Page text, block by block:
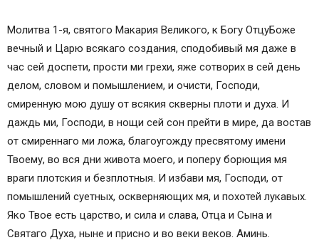
Молитва 1-я, святого Макария Великого, к Богу ОтцуБоже
вечный и Царю всякаго создания, сподобивый мя даже в
час сей доспети, прости ми грехи, яже сотворих в сей день
делом, словом и помышлением, и очисти, Господи,
смиренную мою душу от всякия скверны плоти и духа. И
даждь ми, Господи, в нощи сей сон прейти в мире, да востав
от смиреннаго ми ложа, благоугожду пресвятому имени
Твоему, во вся дни живота моего, и поперу борющия мя
враги плотския и безплотныя. И избави мя, Господи, от
помышлений суетных, оскверняющих мя, и похотей лукавых.
Яко Твое есть царство, и сила и слава, Отца и Сына и
Святаго Духа, ныне и присно и во веки веков. Аминь.